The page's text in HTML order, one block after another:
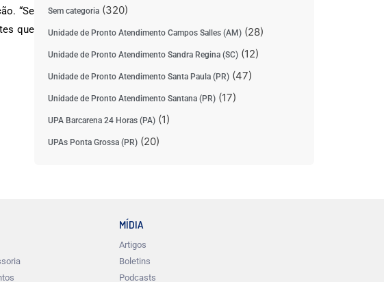
“Se
que
Sem categoria(320)
Unidade de Pronto Atendimento Campos Salles (AM)(28)
Unidade de Pronto Atendimento Sandra Regina (SC)(12)
Unidade de Pronto Atendimento Santa Paula (PR)(47)
Unidade de Pronto Atendimento Santana (PR)(17)
UPA Barcarena 24 Horas (PA)(1)
UPAs Ponta Grossa (PR)(20)
MÍDIA
Artigos
Boletins
Podcasts